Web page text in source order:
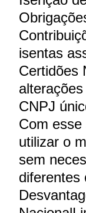
isentas
Certidões
CNPJ
Com
utilizar o
sem
diferentes